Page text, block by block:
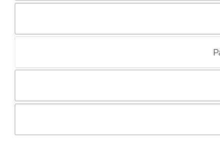
Incluir imagem :
Os
Primeiro autentique-se...